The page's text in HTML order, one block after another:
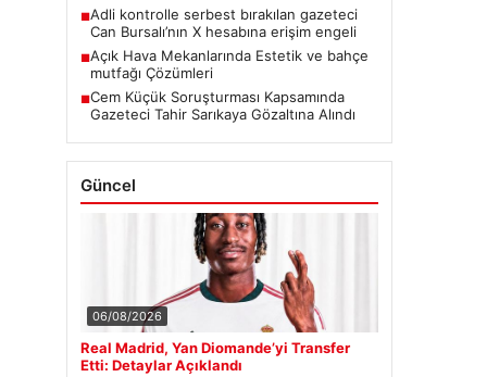
■Adli kontrolle serbest bırakılan gazeteci
Can Bursalı’nın X hesabına erişim engeli
■Açık Hava Mekanlarında Estetik ve bahçe
mutfağı Çözümleri
■Cem Küçük Soruşturması Kapsamında
Gazeteci Tahir Sarıkaya Gözaltına Alındı
Güncel
06/08/2026
Real Madrid, Yan Diomande’yi Transfer
Etti: Detaylar Açıklandı